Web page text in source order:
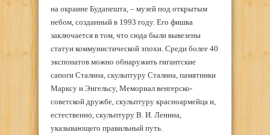
на окраине Будапешта, – музей под открытым
небом, созданный в 1993 году. Его фишка
заключается в том, что сюда были вывезены
статуи коммунистической эпохи. Среди более 40
экспонатов можно обнаружить гигантские
сапоги Сталина, скульптуру Сталина, памятники
Марксу и Энгельсу, Мемориал венгерско-
советской дружбе, скульптуру красноармейца и,
естественно, скульптуру В. И. Ленина,
указывающего правильный путь.